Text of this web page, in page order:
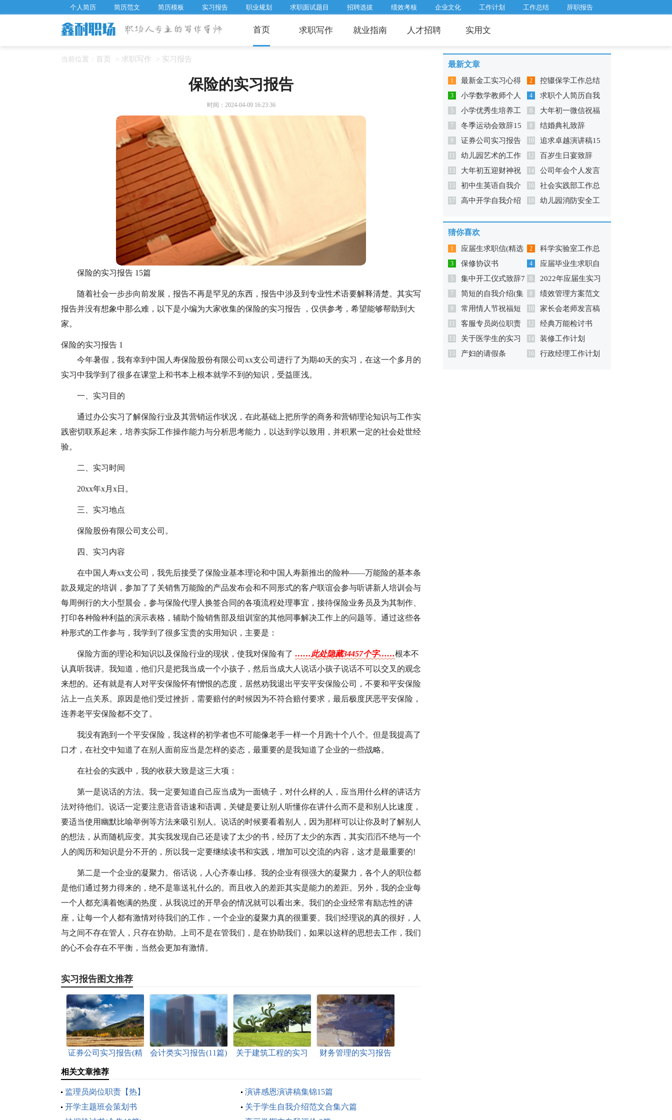
个人简历 简历范文 简历模板 实习报告 职业规划 求职面试题目 招聘选拔 绩效考核 企业文化 工作计划 工作总结 辞职报告
首页 求职写作 就业指南 人才招聘 实用文
当前位置： 首页 > 求职写作 > 实习报告
保险的实习报告
时间：2024-04-09 16:23:36
保险的实习报告 15篇
随着社会一步步向前发展，报告不再是罕见的东西，报告中涉及到专业性术语要解释清楚。其实写
报告并没有想象中那么难，以下是小编为大家收集的保险的实习报告 ，仅供参考，希望能够帮助到大
家。
保险的实习报告 1
今年暑假，我有幸到中国人寿保险股份有限公司xx支公司进行了为期40天的实习，在这一个多月的
实习中我学到了很多在课堂上和书本上根本就学不到的知识，受益匪浅。
一、实习目的
通过办公实习了解保险行业及其营销运作状况，在此基础上把所学的商务和营销理论知识与工作实
践密切联系起来，培养实际工作操作能力与分析思考能力，以达到学以致用，并积累一定的社会处世经
验。
二、实习时间
20xx年x月x日。
三、实习地点
保险股份有限公司支公司。
四、实习内容
在中国人寿xx支公司，我先后接受了保险业基本理论和中国人寿新推出的险种——万能险的基本条
款及规定的培训，参加了了关销售万能险的产品发布会和不同形式的客户联谊会参与听讲新人培训会与
每周例行的大小型晨会，参与保险代理人换签合同的各项流程处理事宜，接待保险业务员及为其制作、
打印各种险种利益的演示表格，辅助个险销售部及组训室的其他同事解决工作上的问题等。通过这些各
种形式的工作参与，我学到了很多宝贵的实用知识，主要是：
保险方面的理论和知识以及保险行业的现状，使我对保险有了 ……此处隐藏34457个字……根本不
认真听我讲。我知道，他们只是把我当成一个小孩子，然后当成大人说话小孩子说话不可以交叉的观念
来想的。还有就是有人对平安保险怀有憎恨的态度，居然劝我退出平安平安保险公司，不要和平安保险
沾上一点关系。原因是他们受过挫折，需要赔付的时候因为不符合赔付要求，最后极度厌恶平安保险，
连养老平安保险都不交了。
我没有跑到一个平安保险，我这样的初学者也不可能像老手一样一个月跑十个八个。但是我提高了
口才，在社交中知道了在别人面前应当是怎样的姿态，最重要的是我知道了企业的一些战略。
在社会的实践中，我的收获大致是这三大项：
第一是说话的方法。我一定要知道自己应当成为一面镜子，对什么样的人，应当用什么样的讲话方
法对待他们。说话一定要注意语音语速和语调，关键是要让别人听懂你在讲什么而不是和别人比速度，
要适当使用幽默比喻举例等方法来吸引别人。说话的时候要看着别人，因为那样可以让你及时了解别人
的想法，从而随机应变。其实我发现自己还是读了太少的书，经历了太少的东西，其实滔滔不绝与一个
人的阅历和知识是分不开的，所以我一定要继续读书和实践，增加可以交流的内容，这才是最重要的!
第二是一个企业的凝聚力。俗话说，人心齐泰山移。我的企业有很强大的凝聚力，各个人的职位都
是他们通过努力得来的，绝不是靠送礼什么的。而且收入的差距其实是能力的差距。另外，我的企业每
一个人都充满着饱满的热度，从我说过的开早会的情况就可以看出来。我们的企业经常有励志性的讲
座，让每一个人都有激情对待我们的工作，一个企业的凝聚力真的很重要。我们经理说的真的很好，人
与之间不存在管人，只存在协助。上司不是在管我们，是在协助我们，如果以这样的思想去工作，我们
的心不会存在不平衡，当然会更加有激情。
实习报告图文推荐
证券公司实习报告(精
会计类实习报告(11篇)
关于建筑工程的实习
财务管理的实习报告
相关文章推荐
监理员岗位职责【热】
演讲感恩演讲稿集锦15篇
开学主题班会策划书
关于学生自我介绍范文合集六篇
最新文章
1
最新金工实习心得
体会
2
控辍保学工作总结
11篇
3
小学数学教师个人
工作计划15篇
4
求职个人简历自我
评价集锦15篇
5
小学优秀生培养工
作总结
6
大年初一微信祝福
语(通用14篇)
7
冬季运动会致辞15
篇
8 结婚典礼致辞
9
证券公司实习报告
(精选15篇)
10
追求卓越演讲稿15
篇
11
幼儿园艺术的工作
总结精选15篇
12 百岁生日宴致辞
13
大年初五迎财神祝
福语
14
公司年会个人发言
稿精选15篇
15
初中生英语自我介
绍集锦12篇
16
社会实践部工作总
结(集锦15篇)
17
高中开学自我介绍
18
幼儿园消防安全工
猜你喜欢
1
应届生求职信(精选
15篇)
2
科学实验室工作总
结
3 保修协议书 4
应届毕业生求职自
我介绍(汇编15篇)
5
集中开工仪式致辞7
篇
6
2022年应届生实习
证明
7
简短的自我介绍(集
合15篇)
8 绩效管理方案范文
9
常用情人节祝福短
语汇编77句
10
家长会老师发言稿
(汇编15篇)
11
客服专员岗位职责
(集锦15篇)
12 经典万能检讨书
13
关于医学生的实习
总结
14 装修工作计划
15 产妇的请假条 16 行政经理工作计划